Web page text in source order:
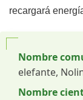
recargará
Nombre
elefante,
Nombre